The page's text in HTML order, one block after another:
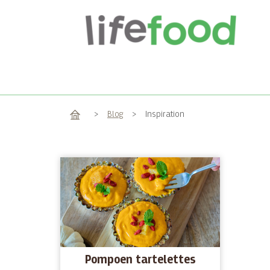
Home > Blog > Inspiration
Pompoen tartelettes